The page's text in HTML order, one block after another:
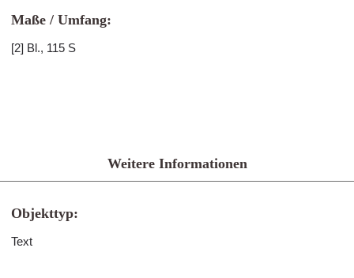
Maße / Umfang:
[2] Bl., 115 S
Weitere Informationen
Objekttyp:
Text